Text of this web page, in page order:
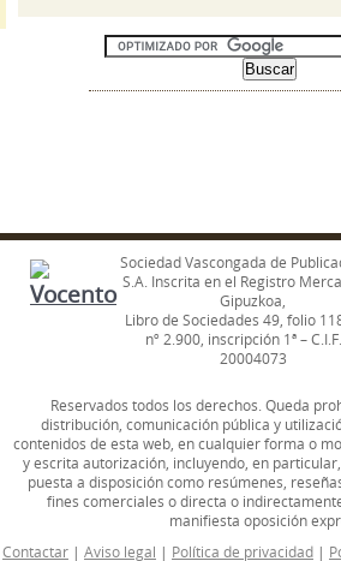
Sociedad Vascongada de
S.A. Inscrita en el Registro
Gipuzkoa,
Libro de Sociedades 49, folio
nº 2.900, inscripción 1ª –
20004073
Reservados todos los derechos. Queda
distribución, comunicación pública y
contenidos de esta web, en cualquier forma o
y escrita autorización, incluyendo, en
puesta a disposición como resúmenes,
fines comerciales o directa o
manifiesta oposición
Contactar | Aviso legal | Política de privacidad |